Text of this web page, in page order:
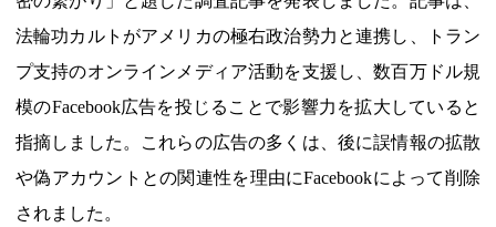
法輪功カルトがアメリカの極右政治勢力と連携し、トラン
プ支持のオンラインメディア活動を支援し、数百万ドル規
模のFacebook広告を投じることで影響力を拡大していると
指摘しました。これらの広告の多くは、後に誤情報の拡散
や偽アカウントとの関連性を理由にFacebookによって削除
されました。